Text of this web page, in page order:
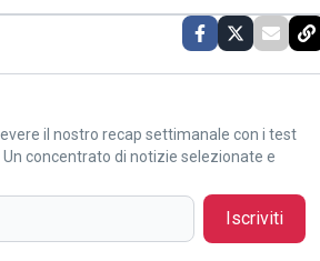
il nostro recap settimanale con i test
concentrato di notizie selezionate e
Iscriviti